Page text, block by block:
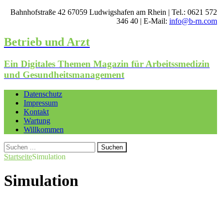
Bahnhofstraße 42 67059 Ludwigshafen am Rhein | Tel.: 0621 572
346 40 | E-Mail: info@b-rn.com
Betrieb und Arzt
Ein Digitales Themen Magazin für Arbeitssmedizin
und Gesundheitsmanagement
Datenschutz
Impressum
Kontakt
Wartung
Willkommen
Suchen
nach:
StartseiteSimulation
Simulation